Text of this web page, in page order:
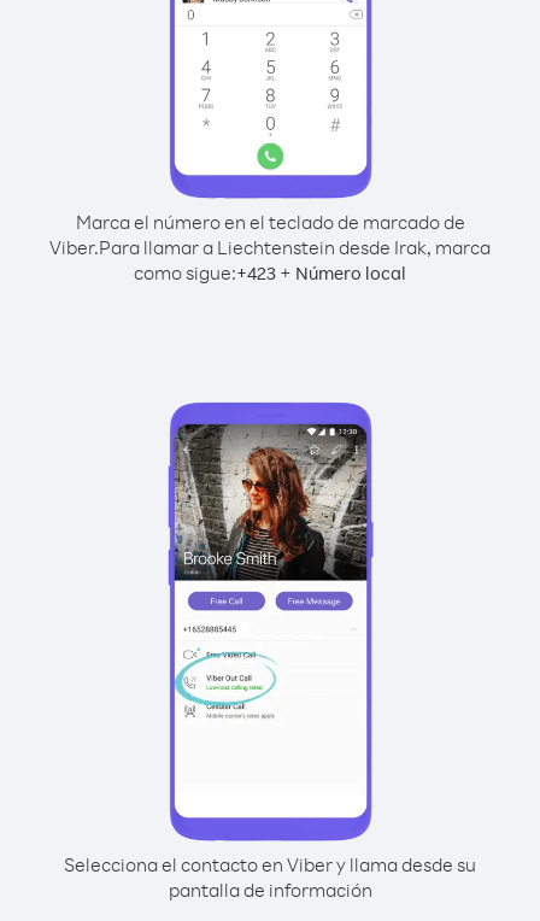
Marca el número en el teclado de marcado de
Viber.Para llamar a Liechtenstein desde Irak, marca
como sigue:+423 + Número local
Selecciona el contacto en Viber y llama desde su
pantalla de información